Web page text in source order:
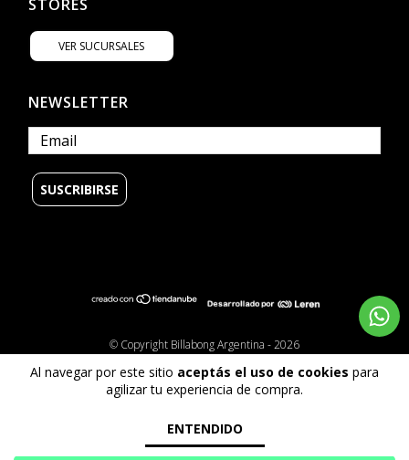
Al navegar por este sitio aceptás el uso de cookies para
agilizar tu experiencia de compra.
ENTENDIDO
STORES
VER SUCURSALES
NEWSLETTER
© Copyright Billabong Argentina - 2026
Defensa de las y los consumidores. Para reclamosingrese aquí